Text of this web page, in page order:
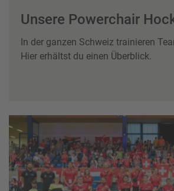
Unsere Powerchair
In der ganzen Schweiz trainieren
Hier erhältst du einen Überblick.